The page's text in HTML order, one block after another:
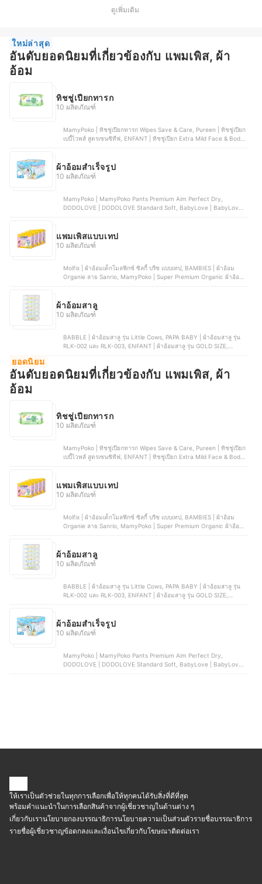
DODOLOVE | DODOLOVE Standard Soft, BabyLove | BabyLove
Smile Pants, Merries | Merries Diaper Pants, GOON | Premium
ดูเพิ่มเติม
ใหม่ล่าสุด
อันดับยอดนิยมที่เกี่ยวข้องกับ แพมเพิส, ผ้า
อ้อม
ทิชชู่เปียกทารก
10 ผลิตภัณฑ์
MamyPoko | ทิชชู่เปียกทารก Wipes Save & Care, Pureen | ทิชชู่เปียก
เบบี้ไวพส์ สูตรเซนซิทีฟ, ENFANT | ทิชชู่เปียก Extra Mild Face & Body
ผ้าอ้อมสำเร็จรูป
10 ผลิตภัณฑ์
MamyPoko | MamyPoko Pants Premium Aim Perfect Dry,
DODOLOVE | DODOLOVE Standard Soft, BabyLove | BabyLove
แพมเพิสแบบเทป
10 ผลิตภัณฑ์
Molfix | ผ้าอ้อมเด็กโมลฟิกซ์ ซิลกี้ บรีซ แบบเทป, BAMBIES | ผ้าอ้อม
Organie ลาย Sanrio, MamyPoko | Super Premium Organic ผ้าอ้อม
ผ้าอ้อมสาลู
10 ผลิตภัณฑ์
BABBLE | ผ้าอ้อมสาลู รุ่น Little Cows, PAPA BABY | ผ้าอ้อมสาลู รุ่น
RLK-002 และ RLK-003, ENFANT | ผ้าอ้อมสาลู รุ่น GOLD SIZE,
ยอดนิยม
อันดับยอดนิยมที่เกี่ยวข้องกับ แพมเพิส, ผ้า
อ้อม
ทิชชู่เปียกทารก
10 ผลิตภัณฑ์
MamyPoko | ทิชชู่เปียกทารก Wipes Save & Care, Pureen | ทิชชู่เปียก
เบบี้ไวพส์ สูตรเซนซิทีฟ, ENFANT | ทิชชู่เปียก Extra Mild Face & Body
แพมเพิสแบบเทป
10 ผลิตภัณฑ์
Molfix | ผ้าอ้อมเด็กโมลฟิกซ์ ซิลกี้ บรีซ แบบเทป, BAMBIES | ผ้าอ้อม
Organie ลาย Sanrio, MamyPoko | Super Premium Organic ผ้าอ้อม
ผ้าอ้อมสาลู
10 ผลิตภัณฑ์
BABBLE | ผ้าอ้อมสาลู รุ่น Little Cows, PAPA BABY | ผ้าอ้อมสาลู รุ่น
RLK-002 และ RLK-003, ENFANT | ผ้าอ้อมสาลู รุ่น GOLD SIZE,
ผ้าอ้อมสำเร็จรูป
10 ผลิตภัณฑ์
MamyPoko | MamyPoko Pants Premium Aim Perfect Dry,
DODOLOVE | DODOLOVE Standard Soft, BabyLove | BabyLove
ให้เราเป็นตัวช่วยในทุกการเลือกเพื่อให้ทุกคนได้รับสิ่งที่ดีที่สุด
พร้อมคำแนะนำในการเลือกสินค้าจากผู้เชี่ยวชาญในด้านต่าง ๆ
เกี่ยวกับเรานโยบายกองบรรณาธิการนโยบายความเป็นส่วนตัวรายชื่อบรรณาธิการ
รายชื่อผู้เชี่ยวชาญข้อตกลงและเงื่อนไขเกี่ยวกับโฆษณาติดต่อเรา